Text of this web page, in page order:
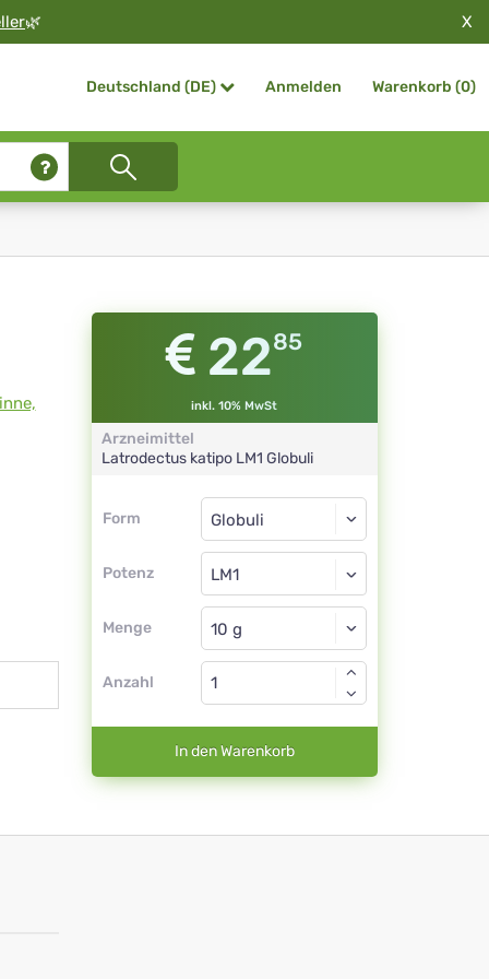
🌿 X
Deutschland (DE) Anmelden Warenkorb (0)
2285
inkl. 10% MwSt
Arzneimittel
Latrodectus katipo LM1 Globuli
Form
Form
Potenz
Globuli
LM1
Menge
Globuli
Anzahl
In den Warenkorb